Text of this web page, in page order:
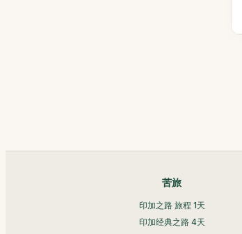
苦旅
印加之路 旅程 1天
印加经典之路 4天